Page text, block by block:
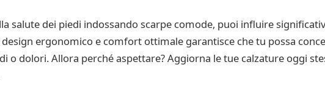
salute dei piedi indossando scarpe comode, puoi influire
ergonomico e comfort ottimale garantisce che tu possa
o dolori. Allora perché aspettare? Aggiorna le tue calzature oggi